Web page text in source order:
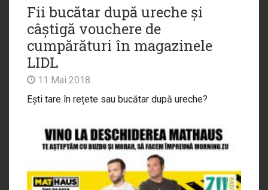
Fii bucătar după ureche și
câștigă vouchere de
cumpărături în magazinele
LIDL
11 Mai 2018
Ești tare în rețete sau bucătar după ureche?